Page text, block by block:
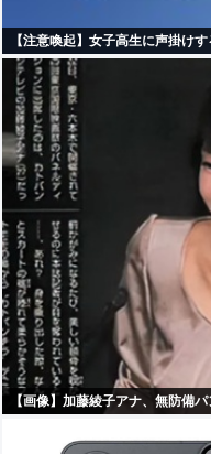
【注意喚起】女子高生に声掛け
【画像】加藤綾子アナ、無防備